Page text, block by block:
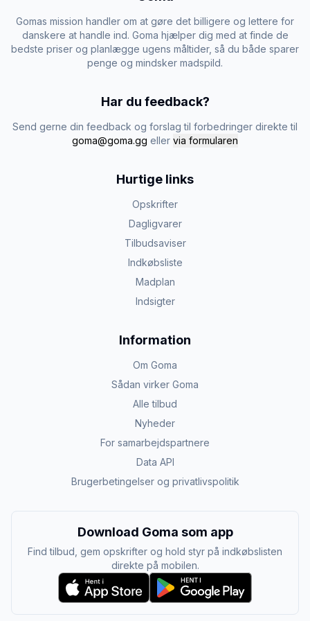
Gomas mission handler om at gøre det billigere og lettere for
danskere at handle ind. Goma hjælper dig med at finde de
bedste priser og planlægge ugens måltider, så du både sparer
penge og mindsker madspild.
Har du feedback?
Send gerne din feedback og forslag til forbedringer direkte til
goma@goma.gg eller via formularen
Hurtige links
Opskrifter
Dagligvarer
Tilbudsaviser
Indkøbsliste
Madplan
Indsigter
Information
Om Goma
Sådan virker Goma
Alle tilbud
Nyheder
For samarbejdspartnere
Data API
Brugerbetingelser og privatlivspolitik
Download Goma som app
Find tilbud, gem opskrifter og hold styr på indkøbslisten
direkte på mobilen.